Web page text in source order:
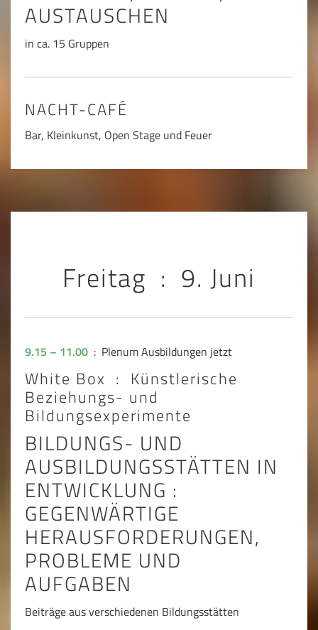
AUSTAUSCHEN
in ca. 15 Gruppen
NACHT-CAFÉ
Bar, Kleinkunst, Open Stage und Feuer
Freitag : 9. Juni
9.15 – 11.00 : Plenum Ausbildungen jetzt
White Box : Künstlerische
Beziehungs- und
Bildungsexperimente
BILDUNGS- UND
AUSBILDUNGSSTÄTTEN IN
ENTWICKLUNG :
GEGENWÄRTIGE
HERAUSFORDERUNGEN,
PROBLEME UND
AUFGABEN
Beiträge aus verschiedenen Bildungsstätten